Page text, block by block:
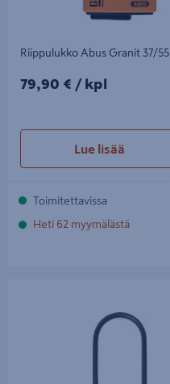
Riippulukko Abus Granit 37/55
79,90€/kpl
79,90 € / kpl
Lue lisää
Toimitettavissa
Heti 62 myymälästä